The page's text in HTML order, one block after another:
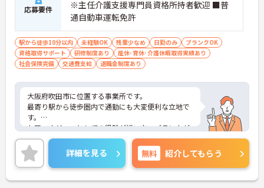
応募要件
※主任介護支援専門員資格所持者歓迎 ■普
通自動車運転免許
駅から徒歩10分以内 未経験OK 残業少なめ 日勤のみ
ブランクOK
資格取得サポート
研修制度あり
産休･育休･介護休暇取得実績あり
社会保険完備
交通費支給 退職金制度あり
大阪府吹田市に位置する事業所です。
最寄り駅から徒歩圏内で通勤にも大変便利な立地で
す。
ケアマネジャーとしての経験が浅い方、ブランクが
ある方も、サポート体制がしっかりとしております
でので安心してご就業開始いただけます。
福利厚生も充実しており、安心です。
ご興味ある方には、面接対策ポイントなど、さらに
詳細をお話しいたしますのでお気軽にご相談くださ
詳細を見る 無料 紹介してもらう